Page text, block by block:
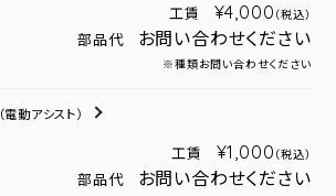
工賃 ¥4,000 （税込）
部品代 お問い合わせください
※種類お問い合わせください
（電動アシスト）
工賃 ¥1,000 （税込）
部品代 お問い合わせください